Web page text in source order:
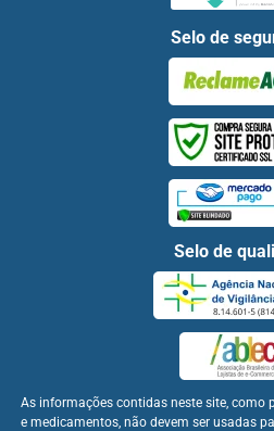
Selo de
Selo de
As informações contidas neste site, como
e medicamentos, não devem ser usadas